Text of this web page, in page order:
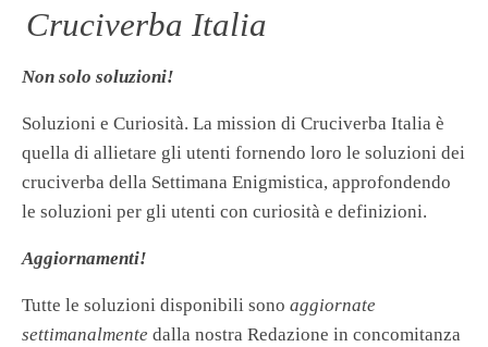
Cruciverba Italia
Non solo soluzioni!
Soluzioni e Curiosità. La mission di Cruciverba Italia è
quella di allietare gli utenti fornendo loro le soluzioni dei
cruciverba della Settimana Enigmistica, approfondendo
le soluzioni per gli utenti con curiosità e definizioni.
Aggiornamenti!
Tutte le soluzioni disponibili sono aggiornate
settimanalmente dalla nostra Redazione in concomitanza